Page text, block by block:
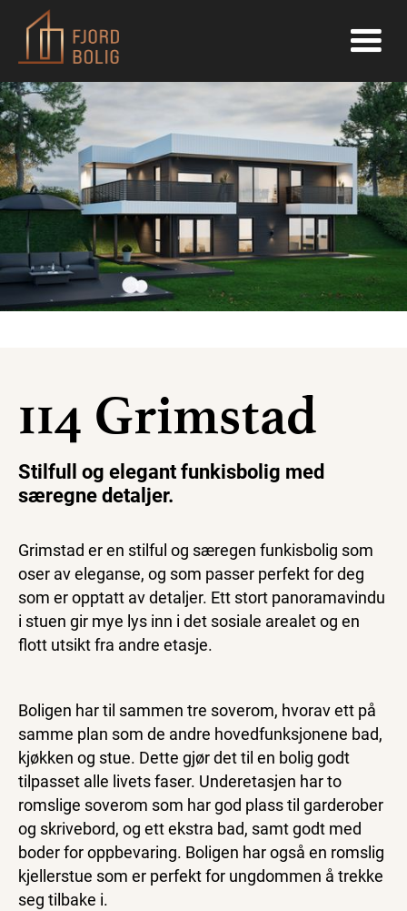
114 Grimstad
Stilfull og elegant funkisbolig med
særegne detaljer.
Grimstad er en stilful og særegen funkisbolig som
oser av eleganse, og som passer perfekt for deg
som er opptatt av detaljer. Ett stort panoramavindu
i stuen gir mye lys inn i det sosiale arealet og en
flott utsikt fra andre etasje.
Boligen har til sammen tre soverom, hvorav ett på
samme plan som de andre hovedfunksjonene bad,
kjøkken og stue. Dette gjør det til en bolig godt
tilpasset alle livets faser. Underetasjen har to
romslige soverom som har god plass til garderober
og skrivebord, og ett ekstra bad, samt godt med
boder for oppbevaring. Boligen har også en romslig
kjellerstue som er perfekt for ungdommen å trekke
seg tilbake i.